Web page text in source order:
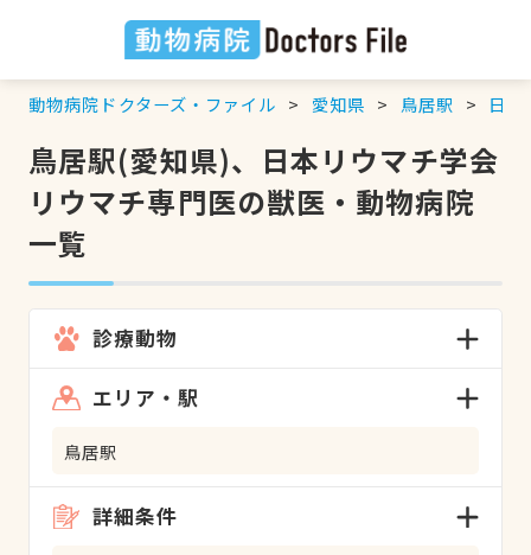
動物病院ドクターズ・ファイル 愛知県 鳥居駅 日本
鳥居駅(愛知県)、日本リウマチ学会
リウマチ専門医の獣医・動物病院
一覧
診療動物
エリア・駅
鳥居駅
詳細条件